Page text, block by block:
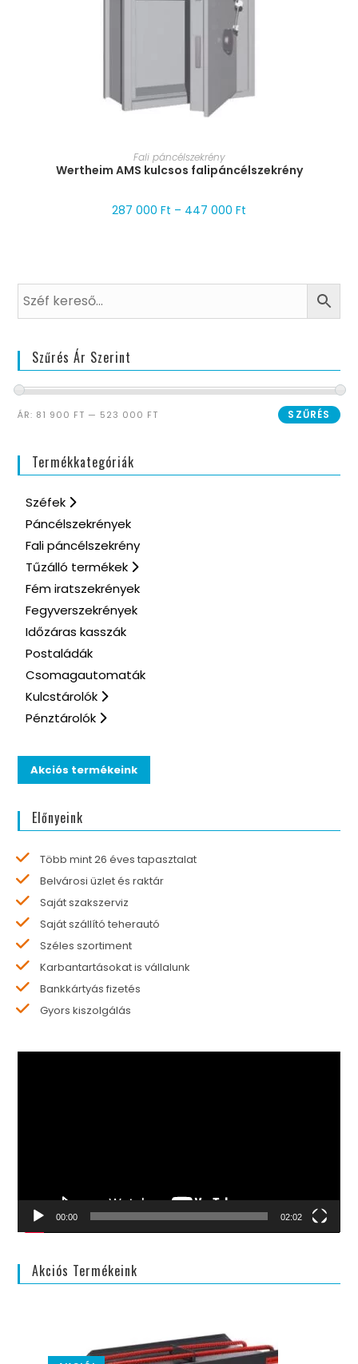
MÉRET VÁLASZTÁSA
Fali páncélszekrény
Wertheim AMS kulcsos falipáncélszekrény
287 000 Ft – 447 000 Ft
Szűrés Ár Szerint
SZŰRÉS
ÁR: 81 900 FT — 523 000 FT
Termékkategóriák
Széfek
Páncélszekrények
Fali páncélszekrény
Tűzálló termékek
Fém iratszekrények
Fegyverszekrények
Időzáras kasszák
Postaládák
Csomagautomaták
Kulcstárolók
Pénztárolók
Akciós termékeink
Előnyeink
Több mint 26 éves tapasztalat
Belvárosi üzlet és raktár
Saját szakszerviz
Saját szállító teherautó
Széles szortiment
Karbantartásokat is vállalunk
Bankkártyás fizetés
Gyors kiszolgálás
00:00 02:02
Akciós Termékeink